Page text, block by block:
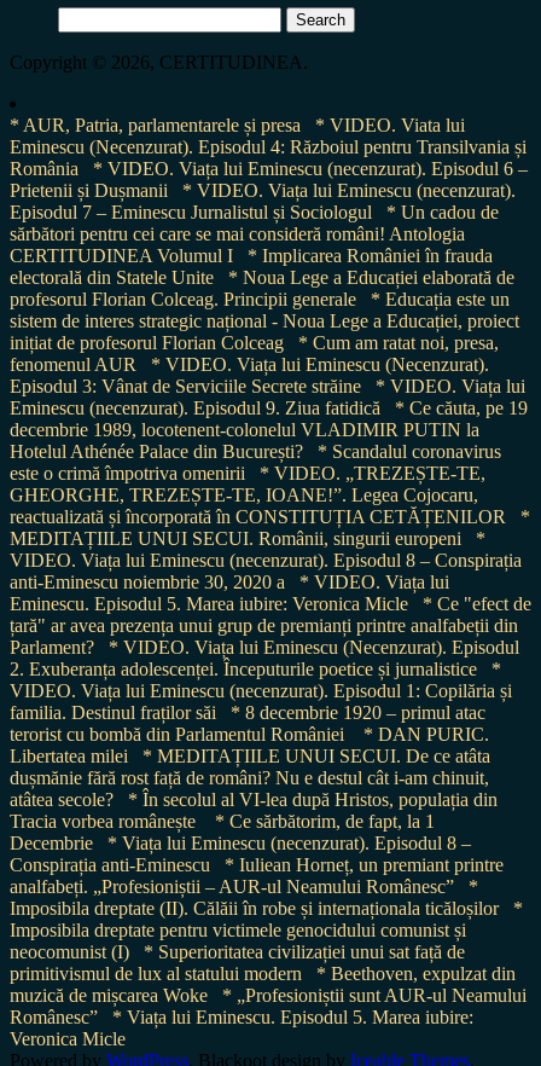
for:
Copyright © 2026, CERTITUDINEA.
* AUR, Patria, parlamentarele și presa
* VIDEO. Viata lui
Eminescu (Necenzurat). Episodul 4: Războiul pentru Transilvania și
România
* VIDEO. Viața lui Eminescu (necenzurat). Episodul 6 –
Prietenii și Dușmanii
* VIDEO. Viața lui Eminescu (necenzurat).
Episodul 7 – Eminescu Jurnalistul și Sociologul
* Un cadou de
sărbători pentru cei care se mai consideră români! Antologia
CERTITUDINEA Volumul I
* Implicarea României în frauda
electorală din Statele Unite
* Noua Lege a Educației elaborată de
profesorul Florian Colceag. Principii generale
* Educația este un
sistem de interes strategic național - Noua Lege a Educației, proiect
inițiat de profesorul Florian Colceag
* Cum am ratat noi, presa,
fenomenul AUR
* VIDEO. Viața lui Eminescu (Necenzurat).
Episodul 3: Vânat de Serviciile Secrete străine
* VIDEO. Viața lui
Eminescu (necenzurat). Episodul 9. Ziua fatidică
* Ce căuta, pe 19
decembrie 1989, locotenent-colonelul VLADIMIR PUTIN la
Hotelul Athénée Palace din București?
* Scandalul coronavirus
este o crimă împotriva omenirii
* VIDEO. „TREZEȘTE-TE,
GHEORGHE, TREZEȘTE-TE, IOANE!”. Legea Cojocaru,
reactualizată și încorporată în CONSTITUȚIA CETĂȚENILOR
*
MEDITAȚIILE UNUI SECUI. Românii, singurii europeni
*
VIDEO. Viața lui Eminescu (necenzurat). Episodul 8 – Conspirația
anti-Eminescu noiembrie 30, 2020 a
* VIDEO. Viața lui
Eminescu. Episodul 5. Marea iubire: Veronica Micle
* Ce "efect de
țară" ar avea prezența unui grup de premianți printre analfabeții din
Parlament?
* VIDEO. Viața lui Eminescu (Necenzurat). Episodul
2. Exuberanța adolescenței. Începuturile poetice și jurnalistice
*
VIDEO. Viața lui Eminescu (necenzurat). Episodul 1: Copilăria și
familia. Destinul fraților săi
* 8 decembrie 1920 – primul atac
terorist cu bombă din Parlamentul României
* DAN PURIC.
Libertatea milei
* MEDITAȚIILE UNUI SECUI. De ce atâta
dușmănie fără rost față de români? Nu e destul cât i-am chinuit,
atâtea secole?
* În secolul al VI-lea după Hristos, populația din
Tracia vorbea românește
* Ce sărbătorim, de fapt, la 1
Decembrie
* Viața lui Eminescu (necenzurat). Episodul 8 –
Conspirația anti-Eminescu
* Iuliean Horneț, un premiant printre
analfabeți. „Profesioniștii – AUR-ul Neamului Românesc”
*
Imposibila dreptate (II). Călăii în robe și internaționala ticăloșilor
*
Imposibila dreptate pentru victimele genocidului comunist și
neocomunist (I)
* Superioritatea civilizației unui sat față de
primitivismul de lux al statului modern
* Beethoven, expulzat din
muzică de mișcarea Woke
* „Profesioniștii sunt AUR-ul Neamului
Românesc”
* Viața lui Eminescu. Episodul 5. Marea iubire:
Veronica Micle
Powered by WordPress. Blackoot design by Iceable Themes.